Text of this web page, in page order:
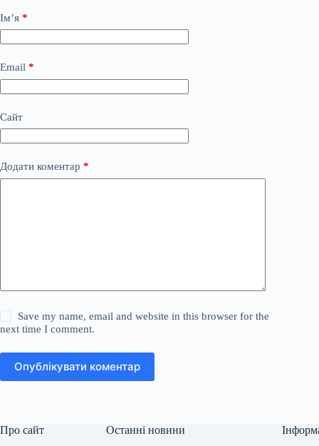
Ім’я *
Email *
Сайт
Додати коментар *
Save my name, email and website in this browser for the
next time I comment.
Опублікувати коментар
Про сайт Останні новини